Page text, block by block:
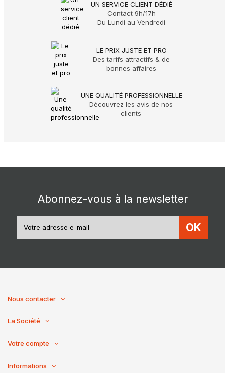
UN SERVICE CLIENT DÉDIÉ
Contact 9h/17h
Du Lundi au Vendredi
LE PRIX JUSTE ET PRO
Des tarifs attractifs & de
bonnes affaires
UNE QUALITÉ PROFESSIONNELLE
Découvrez les avis de nos
clients
Abonnez-vous à la newsletter
OK
Nous contacter
La Société
Votre compte
Informations